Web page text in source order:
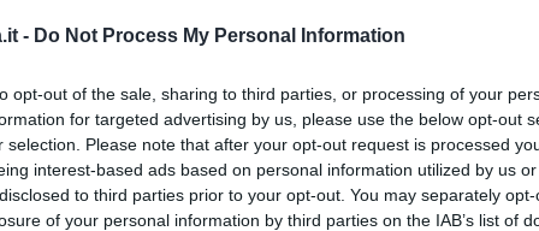
- Do Not Process My Personal Information
opt-out of the sale, sharing to third parties, or processing of your
for targeted advertising by us, please use the below opt-out
selection. Please note that after your opt-out request is processed
interest-based ads based on personal information utilized by us
to third parties prior to your opt-out. You may separately
of your personal information by third parties on the IAB’s list of
Kipper, nelle giornate del 7 e del 19
“ Mi sono tagliato il dito medio. Cosa
ovviamente. Sono così
coinvolgere da qualcosa con lei“. E 12
“Grazie di tutto. Mi sono tagliato il